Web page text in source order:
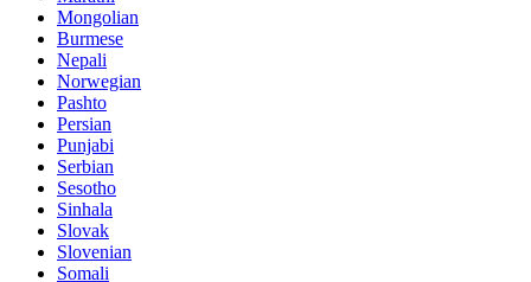
Mongolian
Burmese
Nepali
Norwegian
Pashto
Persian
Punjabi
Serbian
Sesotho
Sinhala
Slovak
Slovenian
Somali